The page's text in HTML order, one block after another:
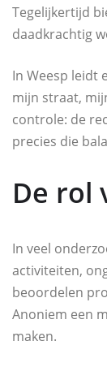
Tegelijkertijd
daadkrachtig
In Weesp leidt
mijn straat,
controle: de
precies die
De rol
In veel
activiteiten,
beoordelen
Anoniem een
maken.